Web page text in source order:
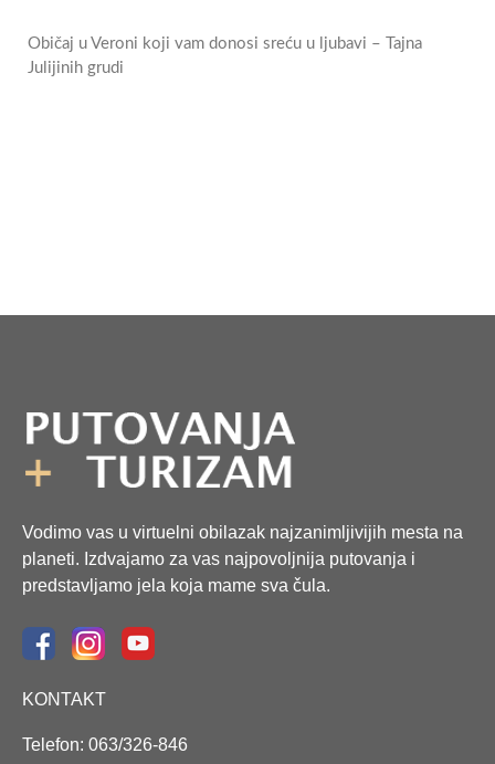
Običaj u Veroni koji vam donosi sreću u ljubavi – Tajna
Julijinih grudi
Vodimo vas u virtuelni obilazak najzanimljivijih mesta na
planeti. Izdvajamo za vas najpovoljnija putovanja i
predstavljamo jela koja mame sva čula.
KONTAKT
Telefon: 063/326-846